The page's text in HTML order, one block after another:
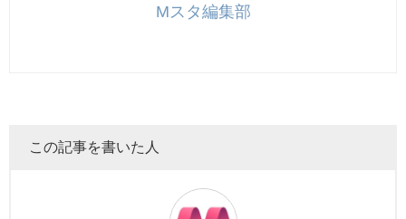
Mスタ編集部
この記事を書いた人